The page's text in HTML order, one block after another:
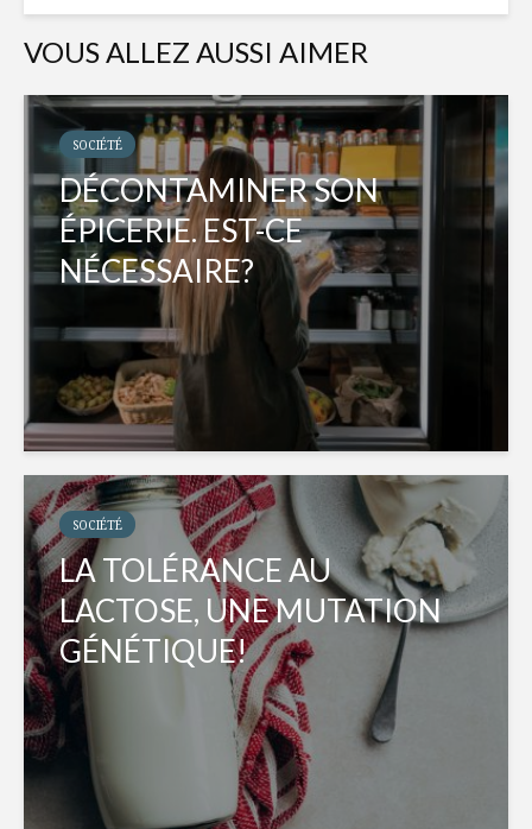
VOUS ALLEZ AUSSI AIMER
SOCIÉTÉ
DÉCONTAMINER SON
ÉPICERIE. EST-CE
NÉCESSAIRE?
SOCIÉTÉ
LA TOLÉRANCE AU
LACTOSE, UNE MUTATION
GÉNÉTIQUE!